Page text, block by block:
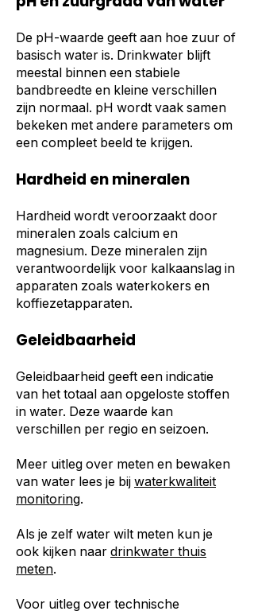
De pH-waarde geeft aan hoe zuur of
basisch water is. Drinkwater blijft
meestal binnen een stabiele
bandbreedte en kleine verschillen
zijn normaal. pH wordt vaak samen
bekeken met andere parameters om
een compleet beeld te krijgen.
Hardheid en mineralen
Hardheid wordt veroorzaakt door
mineralen zoals calcium en
magnesium. Deze mineralen zijn
verantwoordelijk voor kalkaanslag in
apparaten zoals waterkokers en
koffiezetapparaten.
Geleidbaarheid
Geleidbaarheid geeft een indicatie
van het totaal aan opgeloste stoffen
in water. Deze waarde kan
verschillen per regio en seizoen.
Meer uitleg over meten en bewaken
van water lees je bij waterkwaliteit
monitoring.
Als je zelf water wilt meten kun je
ook kijken naar drinkwater thuis
meten.
Voor uitleg over technische